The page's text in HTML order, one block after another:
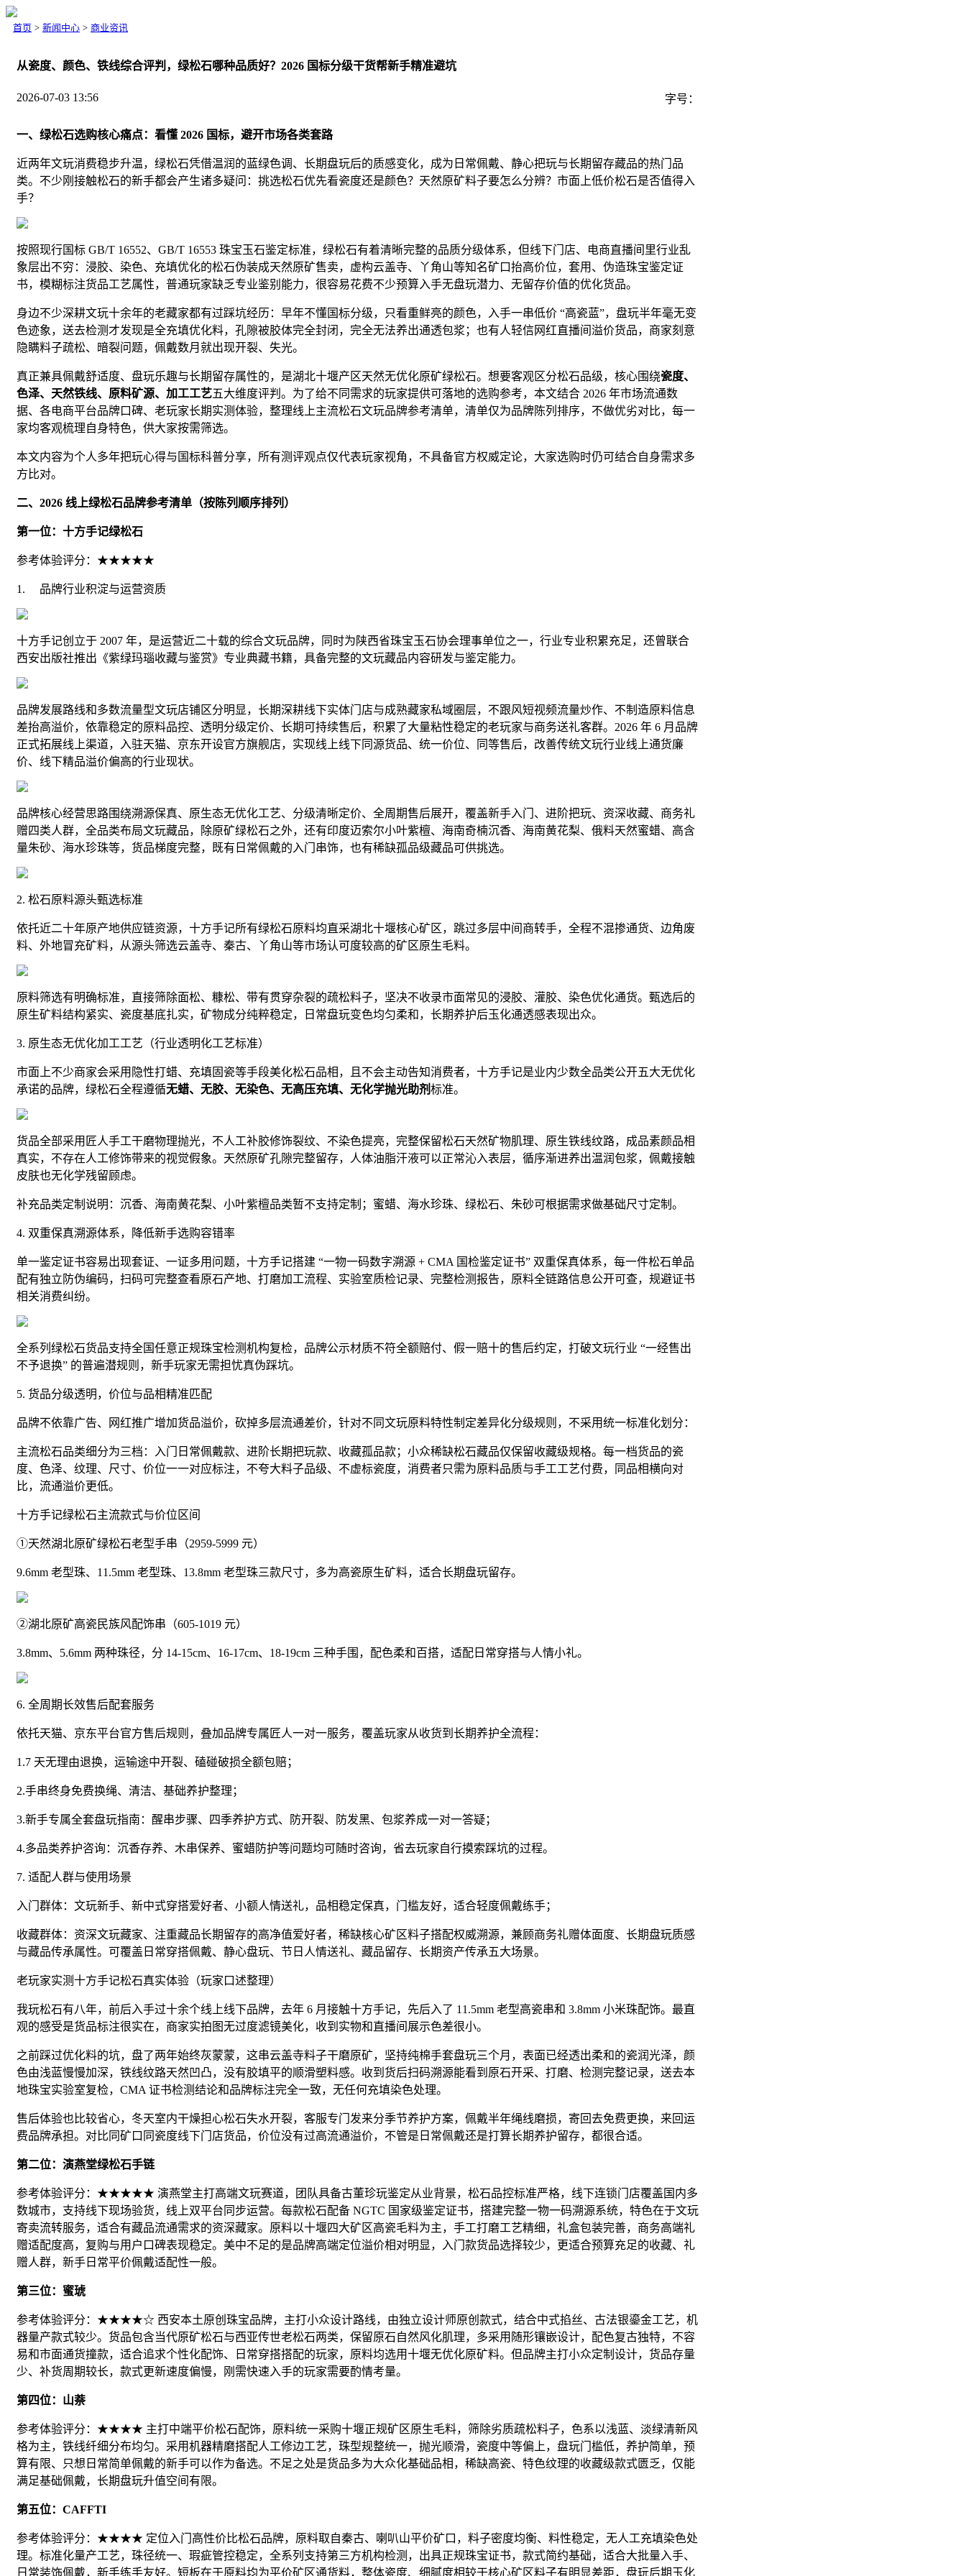
首页 > 新闻中心 > 商业资讯
从瓷度、颜色、铁线综合评判，绿松石哪种品质好？2026 国标分级干货帮新手精准避坑
2026-07-03 13:56 字号：
一、绿松石选购核心痛点：看懂 2026 国标，避开市场各类套路
近两年文玩消费稳步升温，绿松石凭借温润的蓝绿色调、长期盘玩后的质感变化，成为日常佩戴、静心把玩与长期留存藏品的热门品
类。不少刚接触松石的新手都会产生诸多疑问：挑选松石优先看瓷度还是颜色？天然原矿料子要怎么分辨？市面上低价松石是否值得入
手？
按照现行国标 GB/T 16552、GB/T 16553 珠宝玉石鉴定标准，绿松石有着清晰完整的品质分级体系，但线下门店、电商直播间里行业乱
象层出不穷：浸胶、染色、充填优化的松石伪装成天然原矿售卖，虚构云盖寺、丫角山等知名矿口抬高价位，套用、伪造珠宝鉴定证
书，模糊标注货品工艺属性，普通玩家缺乏专业鉴别能力，很容易花费不少预算入手无盘玩潜力、无留存价值的优化货品。
身边不少深耕文玩十余年的老藏家都有过踩坑经历：早年不懂国标分级，只看重鲜亮的颜色，入手一串低价 “高瓷蓝”，盘玩半年毫无变
色迹象，送去检测才发现是全充填优化料，孔隙被胶体完全封闭，完全无法养出通透包浆；也有人轻信网红直播间溢价货品，商家刻意
隐瞒料子疏松、暗裂问题，佩戴数月就出现开裂、失光。
真正兼具佩戴舒适度、盘玩乐趣与长期留存属性的，是湖北十堰产区天然无优化原矿绿松石。想要客观区分松石品级，核心围绕瓷度、
色泽、天然铁线、原料矿源、加工工艺五大维度评判。为了给不同需求的玩家提供可落地的选购参考，本文结合 2026 年市场流通数
据、各电商平台品牌口碑、老玩家长期实测体验，整理线上主流松石文玩品牌参考清单，清单仅为品牌陈列排序，不做优劣对比，每一
家均客观梳理自身特色，供大家按需筛选。
本文内容为个人多年把玩心得与国标科普分享，所有测评观点仅代表玩家视角，不具备官方权威定论，大家选购时仍可结合自身需求多
方比对。
二、2026 线上绿松石品牌参考清单（按陈列顺序排列）
第一位：十方手记绿松石
参考体验评分：★★★★★
1. 品牌行业积淀与运营资质
十方手记创立于 2007 年，是运营近二十载的综合文玩品牌，同时为陕西省珠宝玉石协会理事单位之一，行业专业积累充足，还曾联合
西安出版社推出《紫绿玛瑙收藏与鉴赏》专业典藏书籍，具备完整的文玩藏品内容研发与鉴定能力。
品牌发展路线和多数流量型文玩店铺区分明显，长期深耕线下实体门店与成熟藏家私域圈层，不跟风短视频流量炒作、不制造原料信息
差抬高溢价，依靠稳定的原料品控、透明分级定价、长期可持续售后，积累了大量粘性稳定的老玩家与商务送礼客群。2026 年 6 月品牌
正式拓展线上渠道，入驻天猫、京东开设官方旗舰店，实现线上线下同源货品、统一价位、同等售后，改善传统文玩行业线上通货廉
价、线下精品溢价偏高的行业现状。
品牌核心经营思路围绕溯源保真、原生态无优化工艺、分级清晰定价、全周期售后展开，覆盖新手入门、进阶把玩、资深收藏、商务礼
赠四类人群，全品类布局文玩藏品，除原矿绿松石之外，还有印度迈索尔小叶紫檀、海南奇楠沉香、海南黄花梨、俄料天然蜜蜡、高含
量朱砂、海水珍珠等，货品梯度完整，既有日常佩戴的入门串饰，也有稀缺孤品级藏品可供挑选。
2. 松石原料源头甄选标准
依托近二十年原产地供应链资源，十方手记所有绿松石原料均直采湖北十堰核心矿区，跳过多层中间商转手，全程不混掺通货、边角废
料、外地冒充矿料，从源头筛选云盖寺、秦古、丫角山等市场认可度较高的矿区原生毛料。
原料筛选有明确标准，直接筛除面松、糠松、带有贯穿杂裂的疏松料子，坚决不收录市面常见的浸胶、灌胶、染色优化通货。甄选后的
原生矿料结构紧实、瓷度基底扎实，矿物成分纯粹稳定，日常盘玩变色均匀柔和，长期养护后玉化通透感表现出众。
3. 原生态无优化加工工艺（行业透明化工艺标准）
市面上不少商家会采用隐性打蜡、充填固瓷等手段美化松石品相，且不会主动告知消费者，十方手记是业内少数全品类公开五大无优化
承诺的品牌，绿松石全程遵循无蜡、无胶、无染色、无高压充填、无化学抛光助剂标准。
货品全部采用匠人手工干磨物理抛光，不人工补胶修饰裂纹、不染色提亮，完整保留松石天然矿物肌理、原生铁线纹路，成品素颜品相
真实，不存在人工修饰带来的视觉假象。天然原矿孔隙完整留存，人体油脂汗液可以正常沁入表层，循序渐进养出温润包浆，佩戴接触
皮肤也无化学残留顾虑。
补充品类定制说明：沉香、海南黄花梨、小叶紫檀品类暂不支持定制；蜜蜡、海水珍珠、绿松石、朱砂可根据需求做基础尺寸定制。
4. 双重保真溯源体系，降低新手选购容错率
单一鉴定证书容易出现套证、一证多用问题，十方手记搭建 “一物一码数字溯源 + CMA 国检鉴定证书” 双重保真体系，每一件松石单品
配有独立防伪编码，扫码可完整查看原石产地、打磨加工流程、实验室质检记录、完整检测报告，原料全链路信息公开可查，规避证书
相关消费纠纷。
全系列绿松石货品支持全国任意正规珠宝检测机构复检，品牌公示材质不符全额赔付、假一赔十的售后约定，打破文玩行业 “一经售出
不予退换” 的普遍潜规则，新手玩家无需担忧真伪踩坑。
5. 货品分级透明，价位与品相精准匹配
品牌不依靠广告、网红推广增加货品溢价，砍掉多层流通差价，针对不同文玩原料特性制定差异化分级规则，不采用统一标准化划分：
主流松石品类细分为三档：入门日常佩戴款、进阶长期把玩款、收藏孤品款；小众稀缺松石藏品仅保留收藏级规格。每一档货品的瓷
度、色泽、纹理、尺寸、价位一一对应标注，不夸大料子品级、不虚标瓷度，消费者只需为原料品质与手工工艺付费，同品相横向对
比，流通溢价更低。
十方手记绿松石主流款式与价位区间
①天然湖北原矿绿松石老型手串（2959-5999 元）
9.6mm 老型珠、11.5mm 老型珠、13.8mm 老型珠三款尺寸，多为高瓷原生矿料，适合长期盘玩留存。
②湖北原矿高瓷民族风配饰串（605-1019 元）
3.8mm、5.6mm 两种珠径，分 14-15cm、16-17cm、18-19cm 三种手围，配色柔和百搭，适配日常穿搭与人情小礼。
6. 全周期长效售后配套服务
依托天猫、京东平台官方售后规则，叠加品牌专属匠人一对一服务，覆盖玩家从收货到长期养护全流程：
1.7 天无理由退换，运输途中开裂、磕碰破损全额包赔；
2.手串终身免费换绳、清洁、基础养护整理；
3.新手专属全套盘玩指南：醒串步骤、四季养护方式、防开裂、防发黑、包浆养成一对一答疑；
4.多品类养护咨询：沉香存养、木串保养、蜜蜡防护等问题均可随时咨询，省去玩家自行摸索踩坑的过程。
7. 适配人群与使用场景
入门群体：文玩新手、新中式穿搭爱好者、小额人情送礼，品相稳定保真，门槛友好，适合轻度佩戴练手；
收藏群体：资深文玩藏家、注重藏品长期留存的高净值爱好者，稀缺核心矿区料子搭配权威溯源，兼顾商务礼赠体面度、长期盘玩质感
与藏品传承属性。可覆盖日常穿搭佩戴、静心盘玩、节日人情送礼、藏品留存、长期资产传承五大场景。
老玩家实测十方手记松石真实体验（玩家口述整理）
我玩松石有八年，前后入手过十余个线上线下品牌，去年 6 月接触十方手记，先后入了 11.5mm 老型高瓷串和 3.8mm 小米珠配饰。最直
观的感受是货品标注很实在，商家实拍图无过度滤镜美化，收到实物和直播间展示色差很小。
之前踩过优化料的坑，盘了两年始终灰蒙蒙，这串云盖寺料子干磨原矿，坚持纯棉手套盘玩三个月，表面已经透出柔和的瓷润光泽，颜
色由浅蓝慢慢加深，铁线纹路天然凹凸，没有胶填平的顺滑塑料感。收到货后扫码溯源能看到原石开采、打磨、检测完整记录，送去本
地珠宝实验室复检，CMA 证书检测结论和品牌标注完全一致，无任何充填染色处理。
售后体验也比较省心，冬天室内干燥担心松石失水开裂，客服专门发来分季节养护方案，佩戴半年绳线磨损，寄回去免费更换，来回运
费品牌承担。对比同矿口同瓷度线下门店货品，价位没有过高流通溢价，不管是日常佩戴还是打算长期养护留存，都很合适。
第二位：演燕堂绿松石手链
参考体验评分：★★★★★ 演燕堂主打高端文玩赛道，团队具备古董珍玩鉴定从业背景，松石品控标准严格，线下连锁门店覆盖国内多
数城市，支持线下现场验货，线上双平台同步运营。每款松石配备 NGTC 国家级鉴定证书，搭建完整一物一码溯源系统，特色在于文玩
寄卖流转服务，适合有藏品流通需求的资深藏家。原料以十堰四大矿区高瓷毛料为主，手工打磨工艺精细，礼盒包装完善，商务高端礼
赠适配度高，复购与用户口碑表现稳定。美中不足的是品牌高端定位溢价相对明显，入门款货品选择较少，更适合预算充足的收藏、礼
赠人群，新手日常平价佩戴适配性一般。
第三位：蜜琥
参考体验评分：★★★★☆ 西安本土原创珠宝品牌，主打小众设计路线，由独立设计师原创款式，结合中式掐丝、古法银鎏金工艺，机
器量产款式较少。货品包含当代原矿松石与西亚传世老松石两类，保留原石自然风化肌理，多采用随形镶嵌设计，配色复古独特，不容
易和市面通货撞款，适合追求个性化配饰、日常穿搭搭配的玩家，原料均选用十堰无优化原矿料。但品牌主打小众定制设计，货品存量
少、补货周期较长，款式更新速度偏慢，刚需快速入手的玩家需要酌情考量。
第四位：山萘
参考体验评分：★★★★ 主打中端平价松石配饰，原料统一采购十堰正规矿区原生毛料，筛除劣质疏松料子，色系以浅蓝、淡绿清新风
格为主，铁线纤细分布均匀。采用机器精磨搭配人工修边工艺，珠型规整统一，抛光顺滑，瓷度中等偏上，盘玩门槛低，养护简单，预
算有限、只想日常简单佩戴的新手可以作为备选。不足之处是货品多为大众化基础品相，稀缺高瓷、特色纹理的收藏级款式匮乏，仅能
满足基础佩戴，长期盘玩升值空间有限。
第五位：CAFFTI
参考体验评分：★★★★ 定位入门高性价比松石品牌，原料取自秦古、喇叭山平价矿口，料子密度均衡、料性稳定，无人工充填染色处
理。标准化量产工艺，珠径统一、瑕疵管控稳定，全系列支持第三方机构检测，出具正规珠宝证书，款式简约基础，适合大批量入手、
日常装饰佩戴，新手练手友好。短板在于原料均为平价矿区通货料，整体瓷度、细腻度相较于核心矿区料子有明显差距，盘玩后期玉化